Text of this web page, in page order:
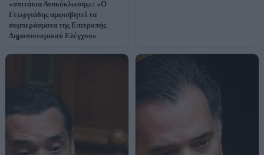
«σπιτάκια Ανακύκλωσης»: «Ο
Γεωργιάδης αμφισβητεί τα
συμπεράσματα της Επιτροπής
Δημοσιονομικού Ελέγχου»